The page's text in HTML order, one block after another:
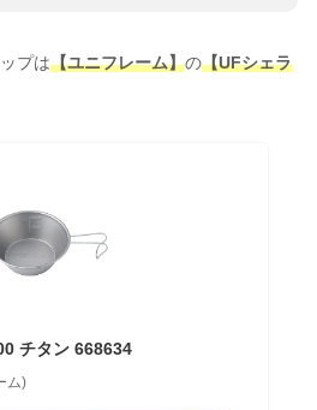
プは【ユニフレーム】の【UFシェラ
チタン 668634
ム)